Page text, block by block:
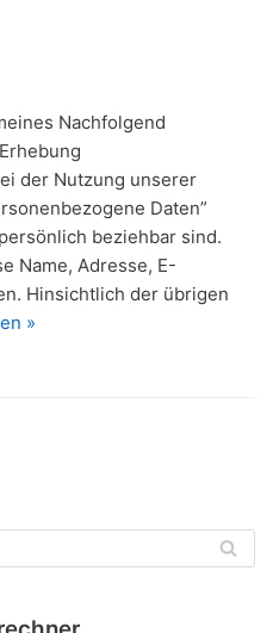
Nachfolgend
der Nutzung unserer
Daten”
beziehbar sind.
Name, Adresse, E-
Hinsichtlich der übrigen
»